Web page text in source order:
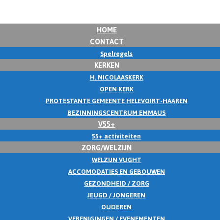
HOME
CONTACT
Spelregels
KERKEN
H. NICOLAASKERK
OPEN KERK
PROTESTANTE GEMEENTE HELEVOIRT-HAAREN
BEZINNINGSCENTRUM EMMAUS
V55+
55+ activiteiten
ZORG/WELZIJN
WELZIJN VUGHT
ACCOMODATIES EN GEBOUWEN
GEZONDHEID / ZORG
JEUGD / JONGEREN
OUDEREN